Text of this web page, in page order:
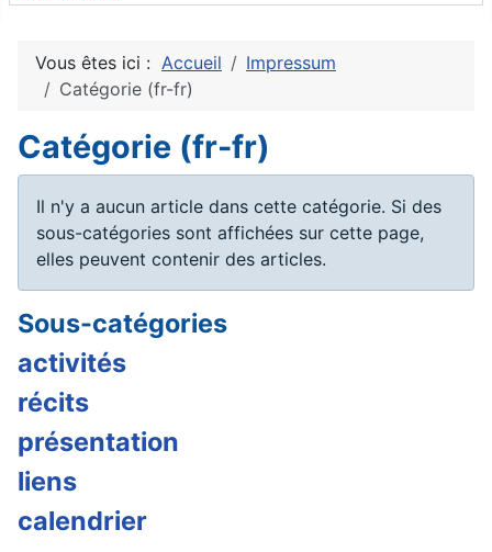
Vous êtes ici : Accueil
Impressum
Catégorie (fr-fr)
Catégorie (fr-fr)
Info
Il n'y a aucun article dans cette catégorie. Si des
sous-catégories sont affichées sur cette page,
elles peuvent contenir des articles.
Sous-catégories
activités
récits
présentation
liens
calendrier